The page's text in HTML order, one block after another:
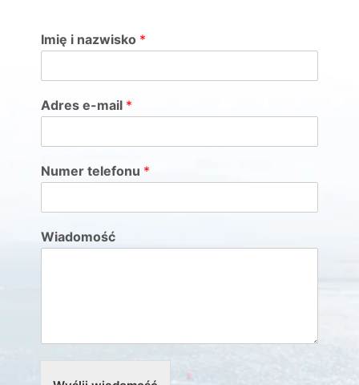
Imię i nazwisko *
Adres e-mail *
Numer telefonu *
Wiadomość